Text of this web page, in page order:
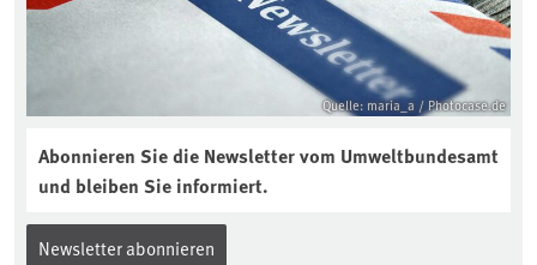
Quelle: maria_a / Photocase.de
Abonnieren Sie die Newsletter vom Umweltbundesamt
und bleiben Sie informiert.
Newsletter abonnieren